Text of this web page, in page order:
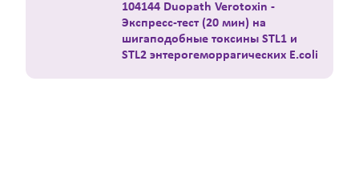
104144 Duopath Verotoxin -
Экспресс-тест (20 мин) на
шигаподобные токсины STL1 и
STL2 энтерогеморрагических E.coli